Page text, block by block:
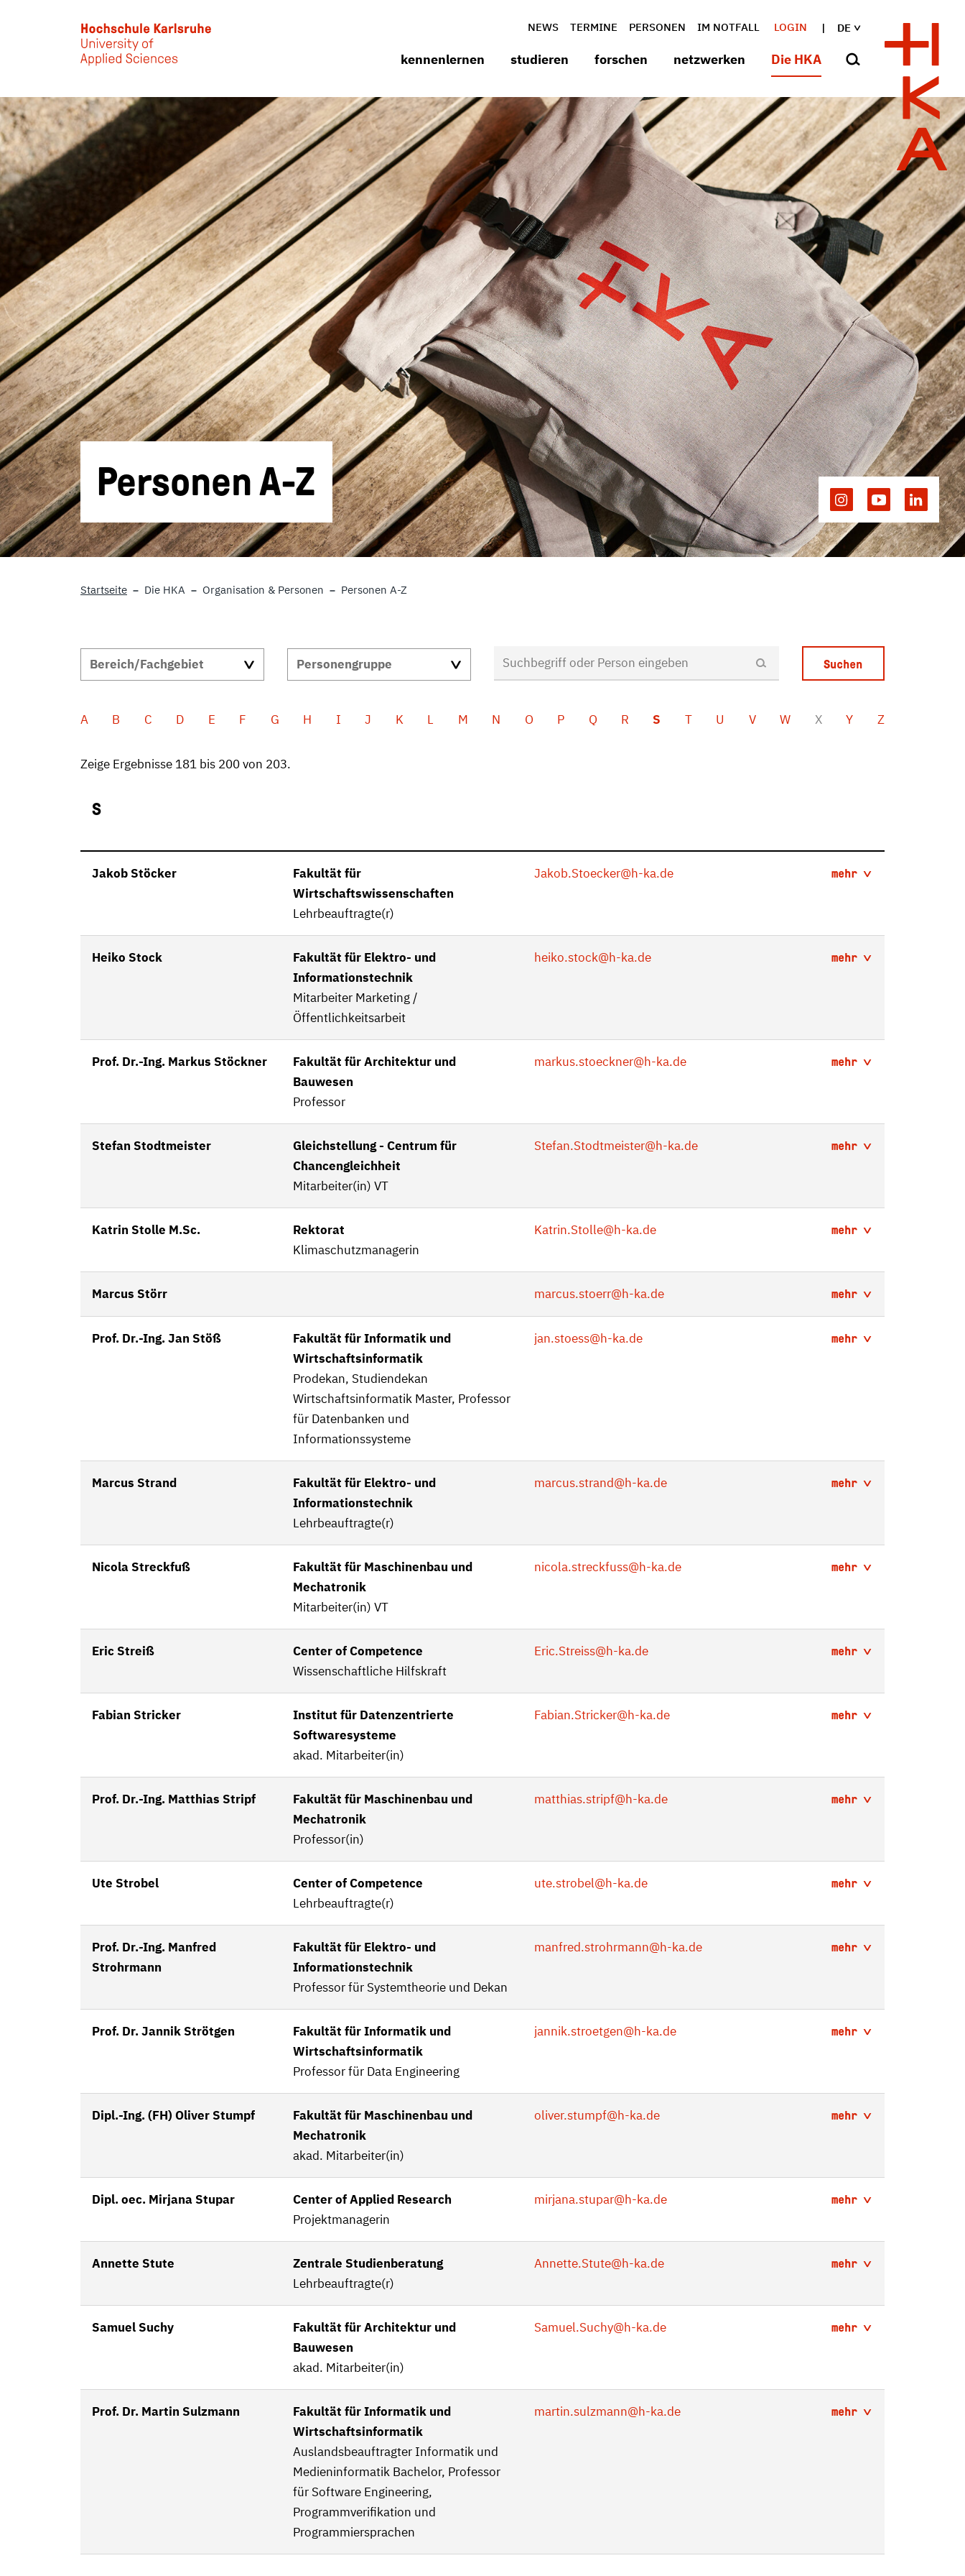
DE
NEWS TERMINE PERSONEN IM NOTFALL LOGIN
kennenlernen studieren forschen netzwerken Die HKA
Personen A-Z
Startseite Die HKA Organisation & Personen Personen A-Z
A B C D E F G H I J K L M N O P Q R S T U V W X Y Z
Zeige Ergebnisse 181 bis 200 von 203.
S
Jakob Stöcker
Fakultät für
Wirtschaftswissenschaften
Lehrbeauftragte(r)
Jakob.Stoecker@h-ka.de mehr
Heiko Stock
Fakultät für Elektro- und
Informationstechnik
Mitarbeiter Marketing /
Öffentlichkeitsarbeit
heiko.stock@h-ka.de mehr
Prof. Dr.-Ing. Markus Stöckner
Fakultät für Architektur und
Bauwesen
Professor
markus.stoeckner@h-ka.de mehr
Stefan Stodtmeister
Gleichstellung - Centrum für
Chancengleichheit
Mitarbeiter(in) VT
Stefan.Stodtmeister@h-ka.de mehr
Katrin Stolle M.Sc.
Rektorat
Klimaschutzmanagerin
Katrin.Stolle@h-ka.de mehr
Marcus Störr marcus.stoerr@h-ka.de mehr
Prof. Dr.-Ing. Jan Stöß
Fakultät für Informatik und
Wirtschaftsinformatik
Prodekan, Studiendekan
Wirtschaftsinformatik Master, Professor
für Datenbanken und
Informationssysteme
jan.stoess@h-ka.de mehr
Marcus Strand
Fakultät für Elektro- und
Informationstechnik
Lehrbeauftragte(r)
marcus.strand@h-ka.de mehr
Nicola Streckfuß
Fakultät für Maschinenbau und
Mechatronik
Mitarbeiter(in) VT
nicola.streckfuss@h-ka.de mehr
Eric Streiß
Center of Competence
Wissenschaftliche Hilfskraft
Eric.Streiss@h-ka.de mehr
Fabian Stricker
Institut für Datenzentrierte
Softwaresysteme
akad. Mitarbeiter(in)
Fabian.Stricker@h-ka.de mehr
Prof. Dr.-Ing. Matthias Stripf
Fakultät für Maschinenbau und
Mechatronik
Professor(in)
matthias.stripf@h-ka.de mehr
Ute Strobel
Center of Competence
Lehrbeauftragte(r)
ute.strobel@h-ka.de mehr
Prof. Dr.-Ing. Manfred
Strohrmann
Fakultät für Elektro- und
Informationstechnik
Professor für Systemtheorie und Dekan
manfred.strohrmann@h-ka.de mehr
Prof. Dr. Jannik Strötgen
Fakultät für Informatik und
Wirtschaftsinformatik
Professor für Data Engineering
jannik.stroetgen@h-ka.de mehr
Dipl.-Ing. (FH) Oliver Stumpf
Fakultät für Maschinenbau und
Mechatronik
akad. Mitarbeiter(in)
oliver.stumpf@h-ka.de mehr
Dipl. oec. Mirjana Stupar
Center of Applied Research
Projektmanagerin
mirjana.stupar@h-ka.de mehr
Annette Stute
Zentrale Studienberatung
Lehrbeauftragte(r)
Annette.Stute@h-ka.de mehr
Samuel Suchy
Fakultät für Architektur und
Bauwesen
akad. Mitarbeiter(in)
Samuel.Suchy@h-ka.de mehr
Prof. Dr. Martin Sulzmann
Fakultät für Informatik und
Wirtschaftsinformatik
Auslandsbeauftragter Informatik und
Medieninformatik Bachelor, Professor
für Software Engineering,
Programmverifikation und
Programmiersprachen
martin.sulzmann@h-ka.de mehr